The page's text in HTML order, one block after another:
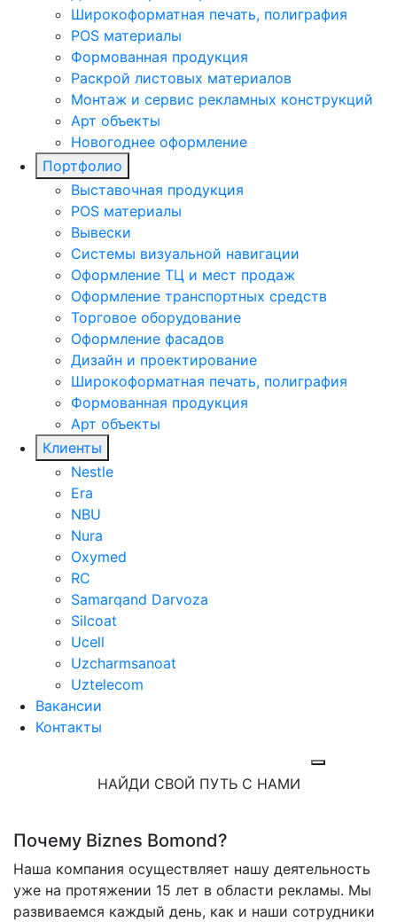
Широкоформатная печать, полиграфия
POS материалы
Формованная продукция
Раскрой листовых материалов
Монтаж и сервис рекламных конструкций
Арт объекты
Новогоднее оформление
Портфолио
Выставочная продукция
POS материалы
Вывески
Системы визуальной навигации
Оформление ТЦ и мест продаж
Оформление транспортных средств
Торговое оборудование
Оформление фасадов
Дизайн и проектирование
Широкоформатная печать, полиграфия
Формованная продукция
Арт объекты
Клиенты
Nestle
Era
NBU
Nura
Oxymed
RC
Samarqand Darvoza
Silcoat
Ucell
Uzcharmsanoat
Uztelecom
Вакансии
Контакты
НАЙДИ СВОЙ ПУТЬ С НАМИ
Почему Biznes Bomond?
Наша компания осуществляет нашу деятельность
уже на протяжении 15 лет в области рекламы. Мы
развиваемся каждый день, как и наши сотрудники